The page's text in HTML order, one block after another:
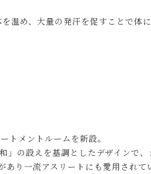
温め、大量の発汗を促すことで体
トメントルームを新設。
の設えを基調としたデザインで
り一流アスリートにも愛用されて